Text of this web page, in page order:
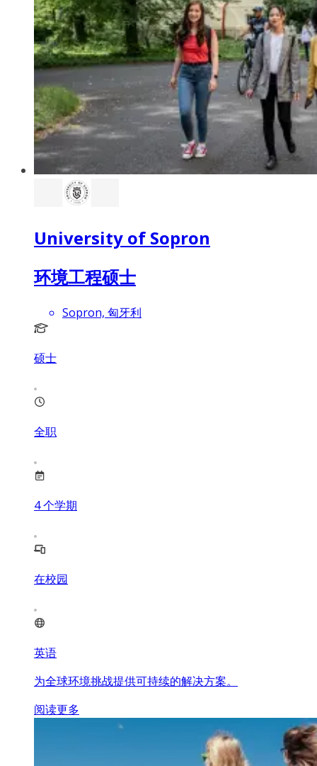
University of Sopron
环境工程硕士
Sopron, 匈牙利
硕士
全职
4个学期
在校园
英语
为全球环境挑战提供可持续的解决方案。
阅读更多